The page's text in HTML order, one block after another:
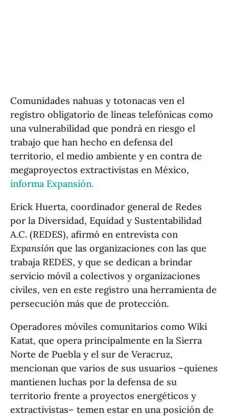
Comunidades nahuas y totonacas ven el
registro obligatorio de líneas telefónicas como
una vulnerabilidad que pondrá en riesgo el
trabajo que han hecho en defensa del
territorio, el medio ambiente y en contra de
megaproyectos extractivistas en México,
informa Expansión.
Erick Huerta, coordinador general de Redes
por la Diversidad, Equidad y Sustentabilidad
A.C. (REDES), afirmó en entrevista con
Expansión que las organizaciones con las que
trabaja REDES, y que se dedican a brindar
servicio móvil a colectivos y organizaciones
civiles, ven en este registro una herramienta de
persecución más que de protección.
Operadores móviles comunitarios como Wiki
Katat, que opera principalmente en la Sierra
Norte de Puebla y el sur de Veracruz,
mencionan que varios de sus usuarios –quienes
mantienen luchas por la defensa de su
territorio frente a proyectos energéticos y
extractivistas– temen estar en una posición de